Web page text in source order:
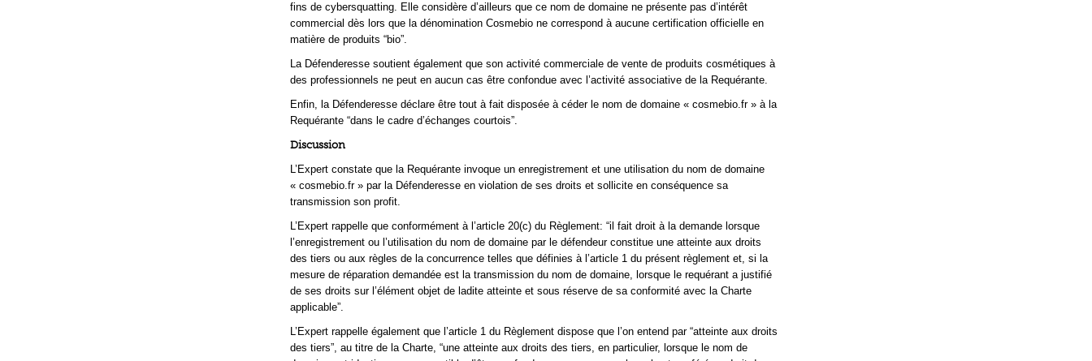
fins de cybersquatting. Elle considère d’ailleurs que ce nom de domaine ne présente pas d’intérêt
commercial dès lors que la dénomination Cosmebio ne correspond à aucune certification officielle en
matière de produits “bio”.
La Défenderesse soutient également que son activité commerciale de vente de produits cosmétiques à
des professionnels ne peut en aucun cas être confondue avec l’activité associative de la Requérante.
Enfin, la Défenderesse déclare être tout à fait disposée à céder le nom de domaine « cosmebio.fr » à la
Requérante “dans le cadre d’échanges courtois”.
Discussion
L’Expert constate que la Requérante invoque un enregistrement et une utilisation du nom de domaine
« cosmebio.fr » par la Défenderesse en violation de ses droits et sollicite en conséquence sa
transmission son profit.
L’Expert rappelle que conformément à l’article 20(c) du Règlement: “il fait droit à la demande lorsque
l’enregistrement ou l’utilisation du nom de domaine par le défendeur constitue une atteinte aux droits
des tiers ou aux règles de la concurrence telles que définies à l’article 1 du présent règlement et, si la
mesure de réparation demandée est la transmission du nom de domaine, lorsque le requérant a justifié
de ses droits sur l’élément objet de ladite atteinte et sous réserve de sa conformité avec la Charte
applicable”.
L’Expert rappelle également que l’article 1 du Règlement dispose que l’on entend par “atteinte aux droits
des tiers”, au titre de la Charte, “une atteinte aux droits des tiers, en particulier, lorsque le nom de